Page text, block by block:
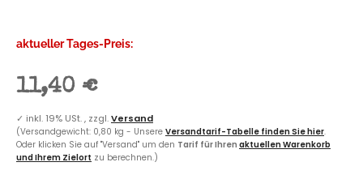
aktueller Tages-Preis:
11,40 €
✓ inkl. 19% USt. , zzgl.Versand
(Versandgewicht: 0,80 kg - Unsere Versandtarif-Tabelle finden Sie hier.
Oder klicken Sie auf "Versand" um den Tarif für Ihren aktuellen Warenkorb
und Ihrem Zielort zu berechnen.)